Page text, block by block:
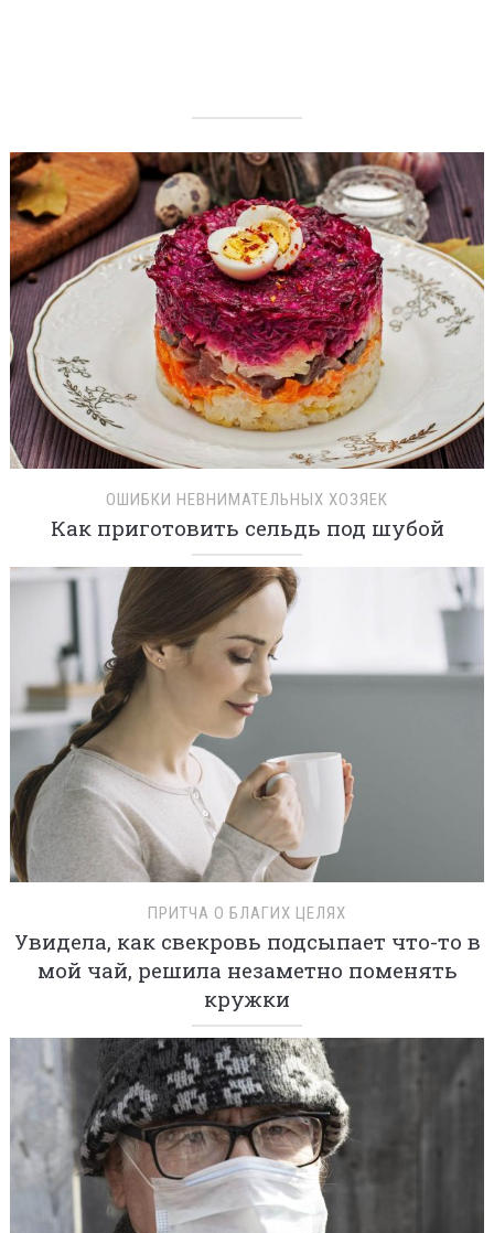
ОШИБКИ НЕВНИМАТЕЛЬНЫХ ХОЗЯЕК
Как приготовить сельдь под шубой
ПРИТЧА О БЛАГИХ ЦЕЛЯХ
Увидела, как свекровь подсыпает что-то в
мой чай, решила незаметно поменять
кружки